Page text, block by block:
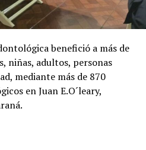
en una plataforma
de documentos y
para realizar los trámites.
benefició a más de
niñas, adultos, personas
mediante más de 870
en Juan E.O´leary,